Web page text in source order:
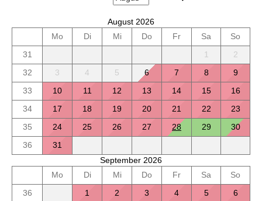
August 2026
Mo
Di Mi Do Fr Sa
So
31
1
2
32
3 4 5 6 7 8
9
33
10 11 12 13 14 15
16
34
17 18 19 20 21 22
23
35
24 25 26 27 28 29
30
36
31
September 2026
Mo
Di Mi Do Fr Sa
So
36
1 2 3 4 5
6